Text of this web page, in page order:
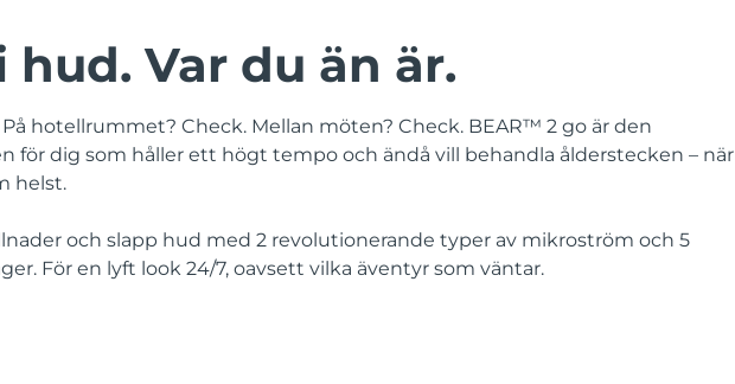
Var du än är.
På hotellrummet? Check. Mellan möten? Check. BEAR™ 2 go är den
för dig som håller ett högt tempo och ändå vill behandla ålderstecken – när
helst.
och slapp hud med 2 revolutionerande typer av mikroström och 5
För en lyft look 24/7, oavsett vilka äventyr som väntar.